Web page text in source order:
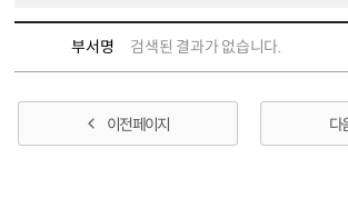
부서명 검색된 결과가 없습니다.
이전 페이지 다